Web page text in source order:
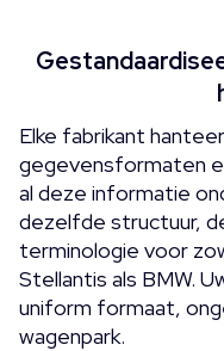
Elke fabrikant
gegevensformaten
al deze informatie
dezelfde structuur,
terminologie voor
Stellantis als BMW.
uniform formaat,
wagenpark.